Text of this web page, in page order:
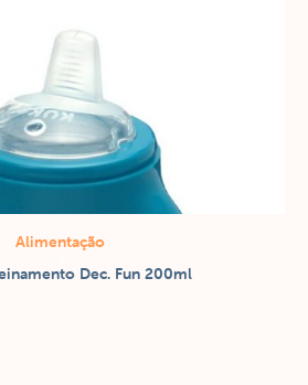
Alimentação
Copos / canecas
Dec. Fun 200ml